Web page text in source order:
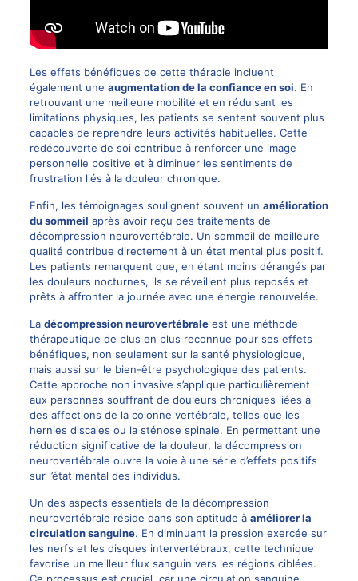
Les effets bénéfiques de cette thérapie incluent
également une augmentation de la confiance en soi. En
retrouvant une meilleure mobilité et en réduisant les
limitations physiques, les patients se sentent souvent plus
capables de reprendre leurs activités habituelles. Cette
redécouverte de soi contribue à renforcer une image
personnelle positive et à diminuer les sentiments de
frustration liés à la douleur chronique.
Enfin, les témoignages soulignent souvent un amélioration
du sommeil après avoir reçu des traitements de
décompression neurovertébrale. Un sommeil de meilleure
qualité contribue directement à un état mental plus positif.
Les patients remarquent que, en étant moins dérangés par
les douleurs nocturnes, ils se réveillent plus reposés et
prêts à affronter la journée avec une énergie renouvelée.
La décompression neurovertébraleest une méthode
thérapeutique de plus en plus reconnue pour ses effets
bénéfiques, non seulement sur la santé physiologique,
mais aussi sur le bien-être psychologique des patients.
Cette approche non invasive s’applique particulièrement
aux personnes souffrant de douleurs chroniques liées à
des affections de la colonne vertébrale, telles que les
hernies discales ou la sténose spinale. En permettant une
réduction significative de la douleur, la décompression
neurovertébrale ouvre la voie à une série d’effets positifs
sur l’état mental des individus.
Un des aspects essentiels de la décompression
neurovertébrale réside dans son aptitude à améliorer la
circulation sanguine. En diminuant la pression exercée sur
les nerfs et les disques intervertébraux, cette technique
favorise un meilleur flux sanguin vers les régions ciblées.
Ce processus est crucial, car une circulation sanguine